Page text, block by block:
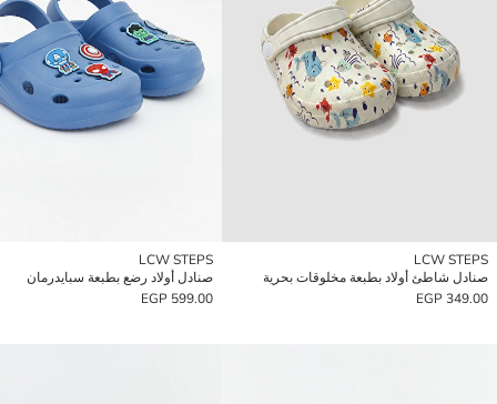
LCW STEPS
صنادل شاطئ أولاد بطبعة مخلوقات بحرية
349.00 EGP
LCW STEPS
صنادل أولاد رضع بطبعة سبايدرمان
599.00 EGP